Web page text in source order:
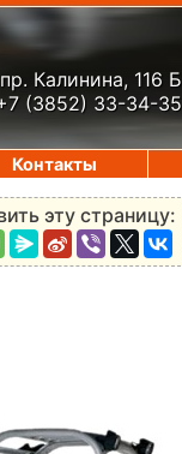
Калинина, 116 Б
(3852) 33-34-35
эту страницу:
Контакты